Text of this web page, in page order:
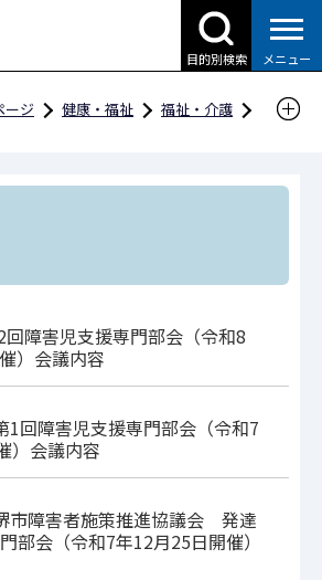
目的別検索 メニュー
ージ 健康・福祉
福祉・介護
者施策推進協議会
会議録
障害児⽀援専⾨部会（令和8
）会議内容
回障害児支援専門部会（令和7
）会議内容
障害者施策推進協議会 発達
部会（令和7年12月25日開催）